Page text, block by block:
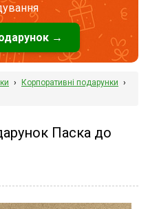
→
› Корпоративні подарунки ›
Паска до